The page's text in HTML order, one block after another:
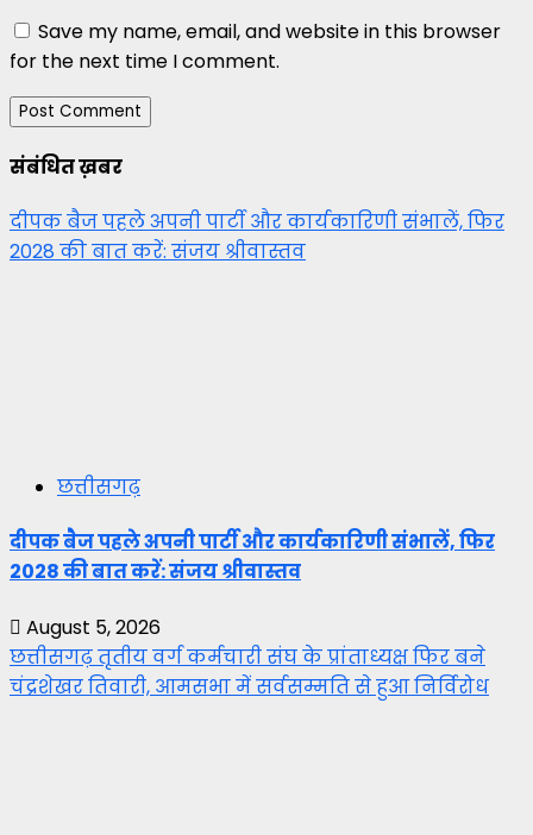
Save my name, email, and website in this browser
for the next time I comment.
संबंधित ख़बर
दीपक बैज पहले अपनी पार्टी और कार्यकारिणी संभालें, फिर
2028 की बात करें: संजय श्रीवास्तव
छत्तीसगढ़
दीपक बैज पहले अपनी पार्टी और कार्यकारिणी संभालें, फिर
2028 की बात करें: संजय श्रीवास्तव
August 5, 2026
छत्तीसगढ़ तृतीय वर्ग कर्मचारी संघ के प्रांताध्यक्ष फिर बने
चंद्रशेखर तिवारी, आमसभा में सर्वसम्मति से हुआ निर्विरोध